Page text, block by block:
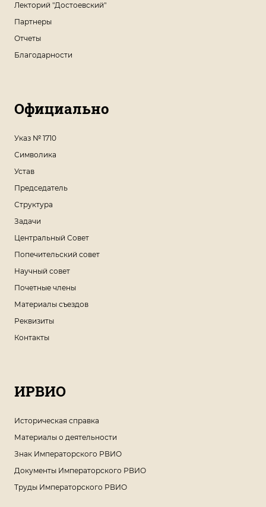
Лекторий "Достоевский"
Партнеры
Отчеты
Благодарности
Официально
Указ № 1710
Символика
Устав
Председатель
Структура
Задачи
Центральный Совет
Попечительский совет
Научный совет
Почетные члены
Материалы съездов
Реквизиты
Контакты
ИРВИО
Историческая справка
Материалы о деятельности
Знак Императорского РВИО
Документы Императорского РВИО
Труды Императорского РВИО